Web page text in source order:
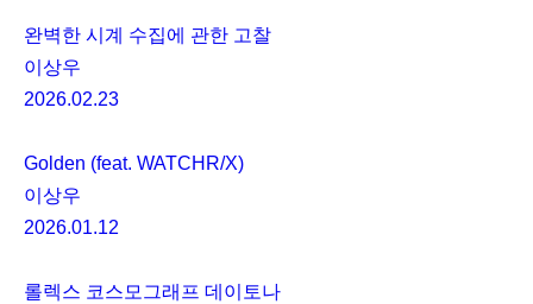
완벽한 시계 수집에 관한 고찰
이상우
2026.02.23
Golden (feat. WATCHR/X)
이상우
2026.01.12
롤렉스 코스모그래프 데이토나